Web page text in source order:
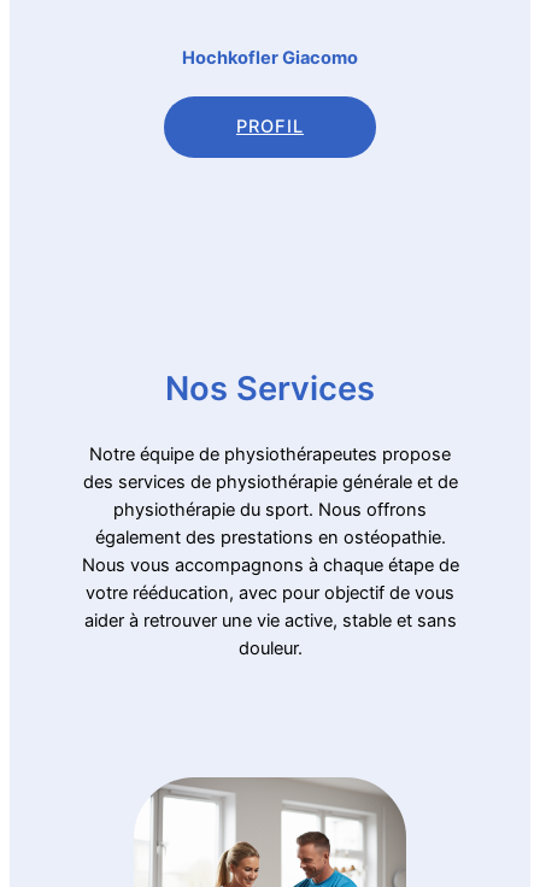
Hochkofler Giacomo
PROFIL
Nos Services
Notre équipe de physiothérapeutes propose
des services de physiothérapie générale et de
physiothérapie du sport. Nous offrons
également des prestations en ostéopathie.
Nous vous accompagnons à chaque étape de
votre rééducation, avec pour objectif de vous
aider à retrouver une vie active, stable et sans
douleur.